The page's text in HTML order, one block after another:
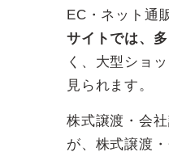
EC・ネット通
サイトでは、
く、大型ショ
見られます。
株式譲渡・会
が、株式譲渡